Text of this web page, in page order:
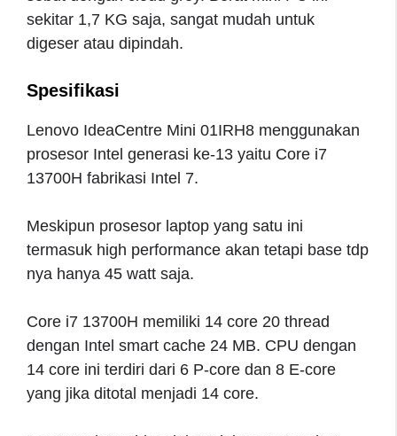
sekitar 1,7 KG saja, sangat mudah untuk
digeser atau dipindah.
Spesifikasi
Lenovo IdeaCentre Mini 01IRH8 menggunakan
prosesor Intel generasi ke-13 yaitu Core i7
13700H fabrikasi Intel 7.
Meskipun prosesor laptop yang satu ini
termasuk high performance akan tetapi base tdp
nya hanya 45 watt saja.
Core i7 13700H memiliki 14 core 20 thread
dengan Intel smart cache 24 MB. CPU dengan
14 core ini terdiri dari 6 P-core dan 8 E-core
yang jika ditotal menjadi 14 core.